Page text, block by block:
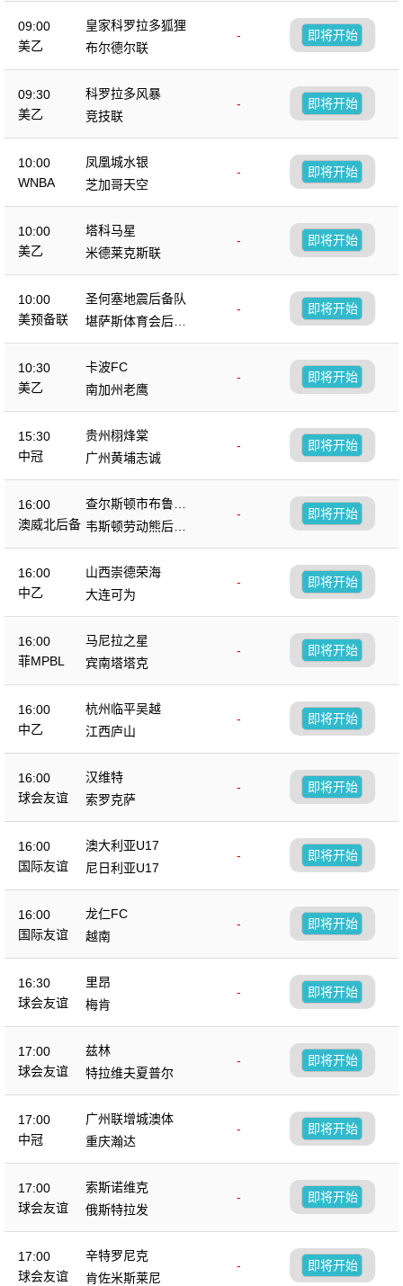
09:00
美乙
皇家科罗拉多狐狸
-
布尔德尔联
即将开始
09:30
美乙
科罗拉多风暴
-
竞技联
即将开始
10:00
WNBA
凤凰城水银
-
芝加哥天空
即将开始
10:00
美乙
塔科马星
-
米德莱克斯联
即将开始
10:00
美预备联
圣何塞地震后备队
-
堪萨斯体育会后备
队
即将开始
10:30
美乙
卡波FC
-
南加州老鹰
即将开始
15:30
中冠
贵州栩烽棠
-
广州黄埔志诚
即将开始
16:00
澳威北后备
查尔斯顿市布鲁斯
后备队
-
韦斯顿劳动熊后备
队
即将开始
16:00
中乙
山西崇德荣海
-
大连可为
即将开始
16:00
菲MPBL
马尼拉之星
-
宾南塔塔克
即将开始
16:00
中乙
杭州临平吴越
-
江西庐山
即将开始
16:00
球会友谊
汉维特
-
索罗克萨
即将开始
16:00
国际友谊
澳大利亚U17
-
尼日利亚U17
即将开始
16:00
国际友谊
龙仁FC
-
越南
即将开始
16:30
球会友谊
里昂
-
梅肯
即将开始
17:00
球会友谊
兹林
-
特拉维夫夏普尔
即将开始
17:00
中冠
广州联增城澳体
-
重庆瀚达
即将开始
17:00
球会友谊
索斯诺维克
-
俄斯特拉发
即将开始
17:00
球会友谊
辛特罗尼克
-
肯佐米斯莱尼
即将开始